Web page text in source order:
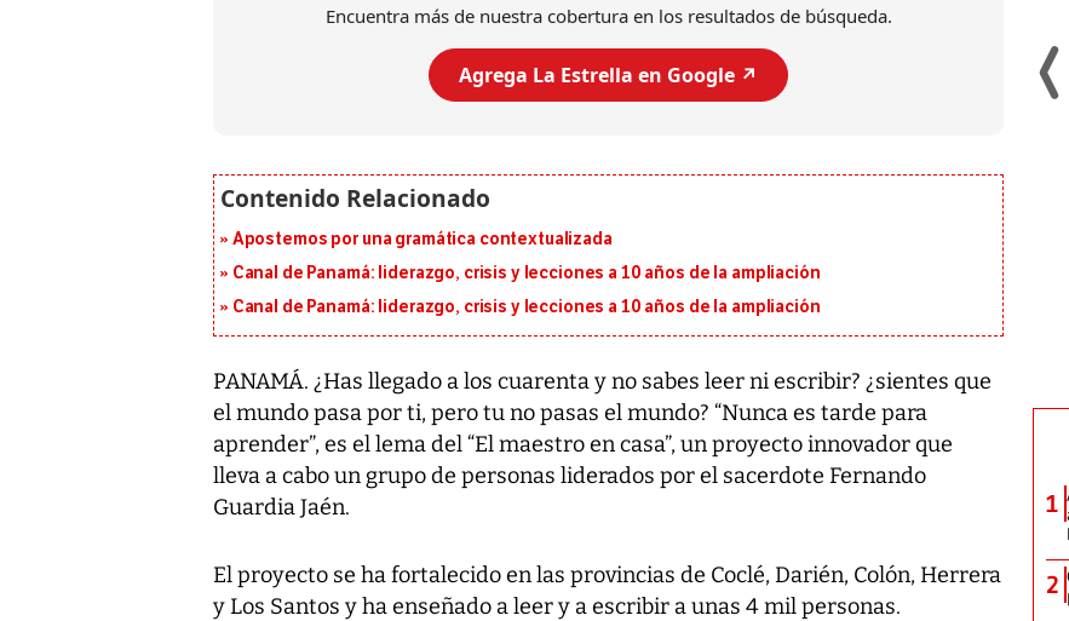
Encuentra más de nuestra cobertura en los resultados de búsqueda.
Agrega La Estrella en Google ↗️
Apostemos por una gramática contextualizada
Canal de Panamá: liderazgo, crisis y lecciones a 10 años de la ampliación
Canal de Panamá: liderazgo, crisis y lecciones a 10 años de la ampliación
PANAMÁ. ¿Has llegado a los cuarenta y no sabes leer ni escribir? ¿sientes que
el mundo pasa por ti, pero tu no pasas el mundo? “Nunca es tarde para
aprender”, es el lema del “El maestro en casa”, un proyecto innovador que
lleva a cabo un grupo de personas liderados por el sacerdote Fernando
Guardia Jaén.
El proyecto se ha fortalecido en las provincias de Coclé, Darién, Colón, Herrera
y Los Santos y ha enseñado a leer y a escribir a unas 4 mil personas.
al sur de Japón, provocando una
1
2